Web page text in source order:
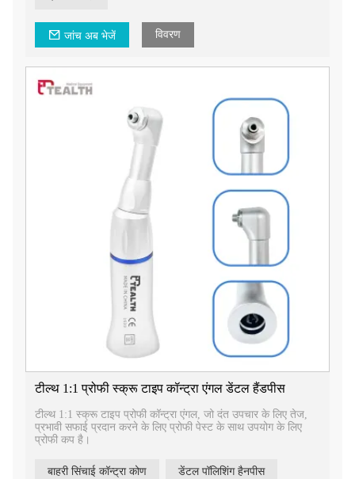
जांच अब भेजें विवरण
टील्थ 1:1 प्रोफी स्क्रू टाइप कॉन्ट्रा एंगल डेंटल हैंडपीस
टील्थ 1:1 स्क्रू टाइप प्रोफी कॉन्ट्रा एंगल, जो दंत उपचार के लिए तेज,
प्रभावी सफाई प्रदान करने के लिए प्रोफी पेस्ट के साथ उपयोग के लिए
प्रोफी कप है।
बाहरी सिंचाई कॉन्ट्रा कोण डेंटल पॉलिशिंग हैनपीस